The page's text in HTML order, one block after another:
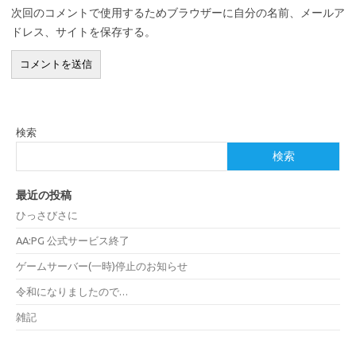
次回のコメントで使用するためブラウザーに自分の名前、メールア
ドレス、サイトを保存する。
検索
検索
最近の投稿
ひっさびさに
AA:PG 公式サービス終了
ゲームサーバー(一時)停止のお知らせ
令和になりましたので…
雑記